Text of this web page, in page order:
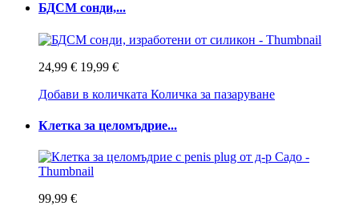
БДСМ сонди,...
24,99 € 19,99 €
Добави в количката Количка за пазаруване
Клетка за целомъдрие...
99,99 €